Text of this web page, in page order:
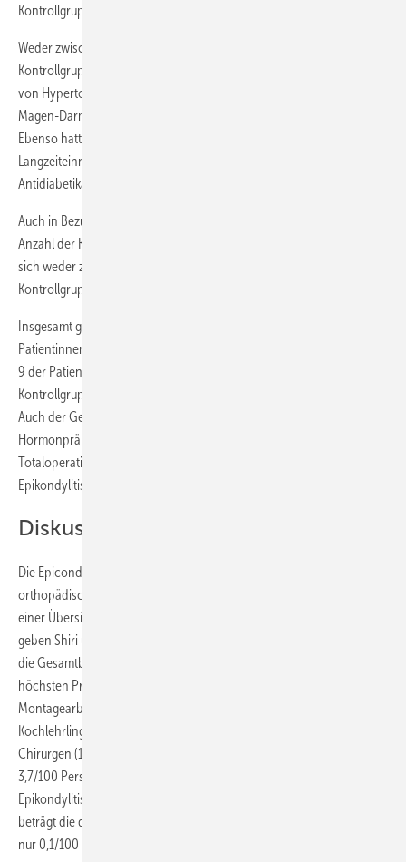
Kontrollgruppe.
Weder zwischen den Geschlechtern, noch zwischen Fall- oder
Kontrollgruppe fanden wir Unterschiede bezüglich der Komorbidität
von Hypertonie, Herz-Kreislauf-Erkrankungen, Lungenerkrankungen,
Magen-Darm-Erkrankungen oder psychiatrischen Erkrankungen.
Ebenso hatte die Einnahme von Medikamenten, insbesondere die
Langzeiteinnahme von Kortison oder Hormonpräparaten oder
Antidiabetika keinen Einfluss auf die Häufigkeit der Epikondylitis.
Auch in Bezug auf das soziale Umfeld der Probanden (Familienstand,
Anzahl der Kinder, Schulbildung, Wohnort, Grundverhältnis) fanden
sich weder zwischen Männern und Frauen, noch zwischen Fall- und
Kontrollgruppe Unterschiede.
Insgesamt gaben 17 Patientinnen eine, 33 zwei, 8 drei und 3
Patientinnen mehr als drei erlebte Schwangerschaften an. Insgesamt
9 der Patientinnen waren Nullipara. Zwischen der Fallgruppe und
Kontrollgruppe bestand hier kein signifikanter Unterschied p = 0,280).
Auch der Gebrauch von Antikonzeptiva oder anderer
Hormonpräparate bzw. eine durchgemachte gynäkologische
Totaloperation war ohne Einfluss auf die Häufigkeit einer
Epikondylitis.
Diskussion
Die Epicondylitis humeri radialis ist eine der häufigsten
orthopädischen Erkrankungen im Bereich der oberen Extremität. In
einer Übersichtsarbeit, basierend auf einem systematischen Review,
geben Shiri u. Viikari-Juntura (2011) eine Prävalenz von 0,7–4,0 % für
die Gesamtbevölkerung, für die Berufstätigen von 0,3–12,2 % an. Die
höchsten Prävalenz fanden sich in dieser Untersuchung bei
Montagearbeitern in der Automobilindustrie (20,0 %), bei
Kochlehrlingen (10,5 %) sowie in der Berufsgruppe der plastischen
Chirurgen (13,1 %). Die jährliche Inzidenz liegt bei 0,6–
3,7/100 Personenjahre. Vergleichsweise seltener hingegen kommt die
Epikondylitis auf der ulnaren Seite des Ellenbogengelenks vor. Hier
beträgt die durchschnittliche Prävalenz 0,3–1,1 % und die Inzidenz
nur 0,1/100 Personenjahre.